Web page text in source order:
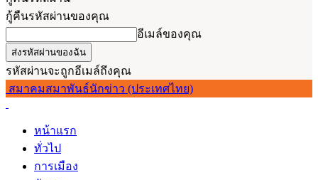
กู้คืนรหัสผ่านของคุณ
อีเมล์ของคุณ
รหัสผ่านจะถูกอีเมล์ถึงคุณ
สมาคมสมาพันธ์นักข่าว (ประเทศไทย)
หน้าแรก
ทั่วไป
การเมือง